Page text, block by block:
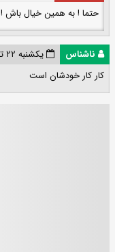
حتما ! به همین خیال باش !
ناشناس
یکشنبه ۲۲ تیر ۱۴۰۴ ۰۹:۲۴:۲۹
کار کار خودشان است